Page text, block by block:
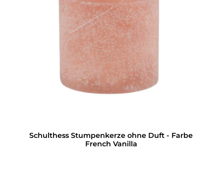
Schulthess Stumpenkerze ohne Duft - Farbe
French Vanilla